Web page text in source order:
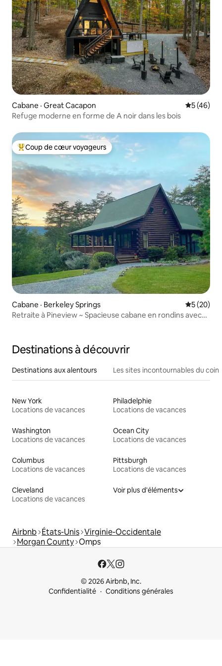
Cabane · Great Cacapon Note
5 (46)
Refuge moderne en forme de A noir dans les bois
Coup de cœur voyageurs parmi les plus aimés
Coup de cœur voyageurs
Cabane · Berkeley Springs Note
5 (20)
Retraite à Pineview ~ Spacieuse cabane en rondins avec
Destinations à découvrir
Destinations aux alentours Les sites incontournables du coin
New York
Locations de vacances
Philadelphie
Locations de vacances
Washington
Locations de vacances
Ocean City
Locations de vacances
Columbus
Locations de vacances
Pittsburgh
Locations de vacances
Cleveland
Locations de vacances
Voir plus d'éléments
Airbnb États-Unis Virginie-Occidentale
Morgan County Omps
© 2026 Airbnb, Inc.
Confidentialité
Conditions générales